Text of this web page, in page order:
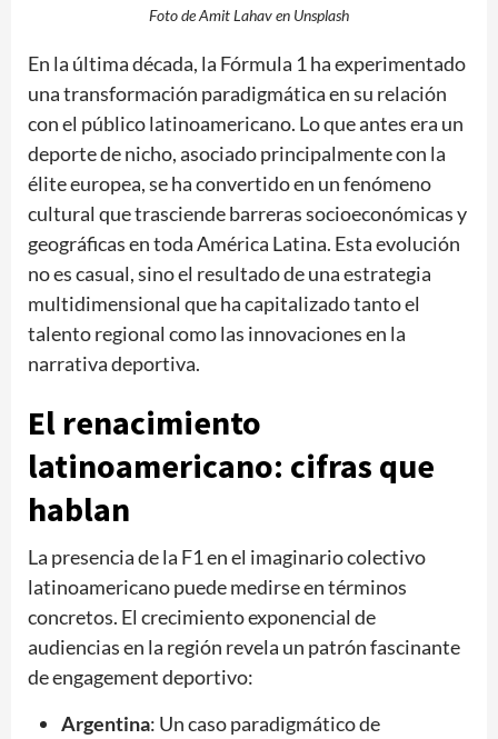
Foto de Amit Lahav en Unsplash
En la última década, la Fórmula 1 ha experimentado
una transformación paradigmática en su relación
con el público latinoamericano. Lo que antes era un
deporte de nicho, asociado principalmente con la
élite europea, se ha convertido en un fenómeno
cultural que trasciende barreras socioeconómicas y
geográficas en toda América Latina. Esta evolución
no es casual, sino el resultado de una estrategia
multidimensional que ha capitalizado tanto el
talento regional como las innovaciones en la
narrativa deportiva.
El renacimiento
latinoamericano: cifras que
hablan
La presencia de la F1 en el imaginario colectivo
latinoamericano puede medirse en términos
concretos. El crecimiento exponencial de
audiencias en la región revela un patrón fascinante
de engagement deportivo:
Argentina: Un caso paradigmático de